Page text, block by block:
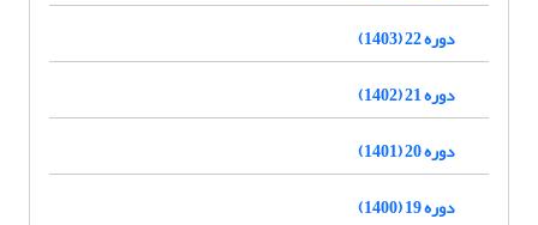
دوره 22 (1403)
دوره 21 (1402)
دوره 20 (1401)
دوره 19 (1400)